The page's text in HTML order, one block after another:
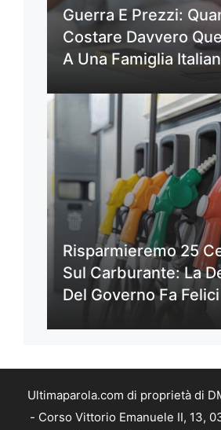
Guerra E Prezzi:
Costare Davvero
A Una Famiglia
Risparmieremo 25
Sul Carburante: La
Del Governo Fa
Ultimaparola.com di proprietà di
- Corso Vittorio Emanuele II, 13,